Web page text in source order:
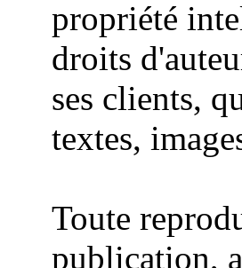
propriété
droits
ses clients,
textes,
Toute
publication,